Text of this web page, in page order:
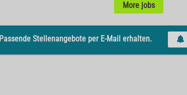
More jobs
Passende Stellenangebote per E-Mail erhalten.